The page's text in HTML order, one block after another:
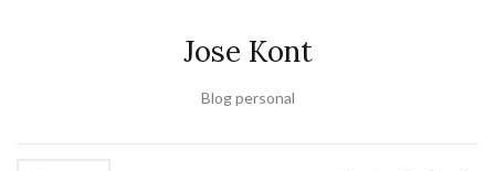
Jose Kont
Blog personal